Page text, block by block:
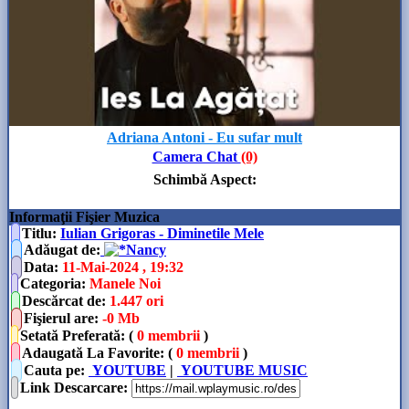
Adriana Antoni - Eu sufar mult
Camera Chat (0)
Schimbă Aspect:
Informaţii Fişier Muzica
Titlu: Iulian Grigoras - Diminetile Mele
Adăugat de:
Nancy
Data: 11-Mai-2024 , 19:32
Categoria: Manele Noi
Descărcat de: 1.447 ori
Fişierul are: -0 Mb
Setată Preferată: ( 0 membrii )
Adaugată La Favorite: ( 0 membrii )
Cauta pe: YOUTUBE | YOUTUBE MUSIC
Link Descarcare: